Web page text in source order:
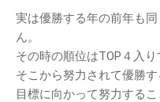
実は優勝する年の前年も
ん。
その時の順位はTOP４入り
そこから努力されて優勝
目標に向かって努力する